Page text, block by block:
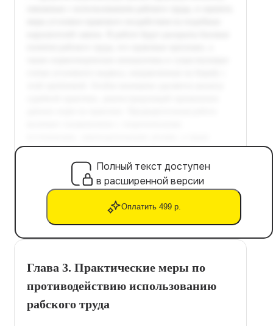
Полный текст доступен
в расширенной версии
Оплатить 499 р.
Глава 3. Практические меры по
противодействию использованию
рабского труда